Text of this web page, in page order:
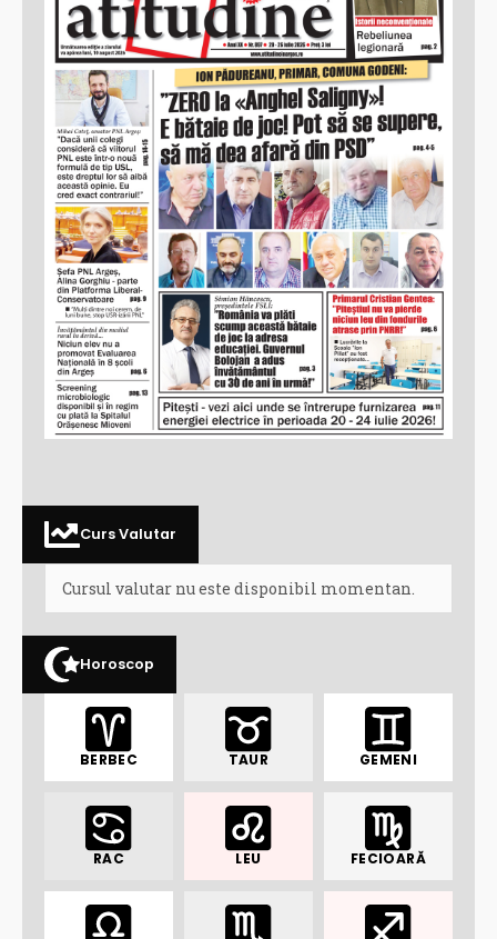
Curs Valutar
Cursul valutar nu este disponibil momentan.
Horoscop
BERBEC TAUR GEMENI
RAC LEU FECIOARĂ